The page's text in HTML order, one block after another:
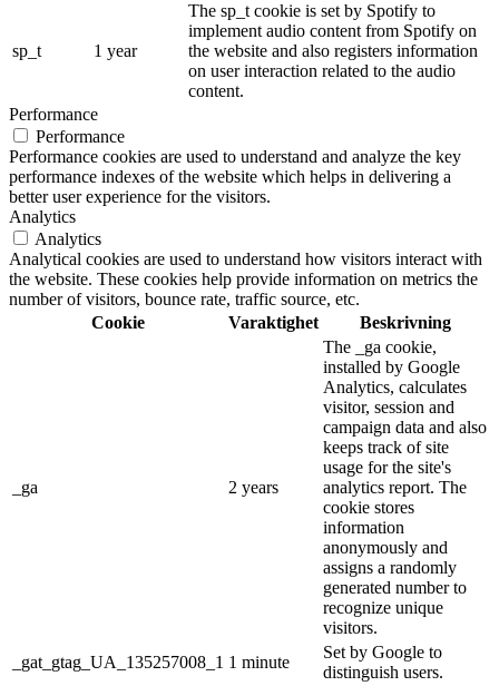
sp_t 1 year
The sp_t cookie is set by Spotify to
implement audio content from Spotify on
the website and also registers information
on user interaction related to the audio
content.
Performance
Performance
Performance cookies are used to understand and analyze the key
performance indexes of the website which helps in delivering a
better user experience for the visitors.
Analytics
Analytics
Analytical cookies are used to understand how visitors interact with
the website. These cookies help provide information on metrics the
number of visitors, bounce rate, traffic source, etc.
Cookie
Varaktighet Beskrivning
_ga 2 years
The _ga cookie,
installed by Google
Analytics, calculates
visitor, session and
campaign data and also
keeps track of site
usage for the site's
analytics report. The
cookie stores
information
anonymously and
assigns a randomly
generated number to
recognize unique
visitors.
_gat_gtag_UA_135257008_1 1 minute
Set by Google to
distinguish users.